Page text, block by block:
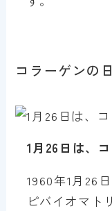
コラーゲンの日
1月26日は、
1960年1月26
ピバイオマト